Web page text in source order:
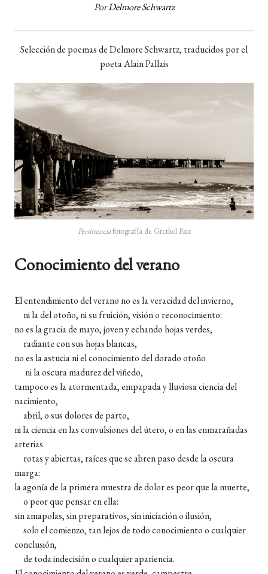
PorDelmore Schwartz
Selección de poemas de Delmore Schwartz, traducidos por el
poeta Alain Pallais
Persistenciafotografía de Grethel Paiz
Conocimiento del verano
El entendimiento del verano no es la veracidad del invierno,
ni la del otoño, ni su fruición, visión o reconocimiento:
no es la gracia de mayo, joven y echando hojas verdes,
radiante con sus hojas blancas,
no es la astucia ni el conocimiento del dorado otoño
ni la oscura madurez del viñedo,
tampoco es la atormentada, empapada y lluviosa ciencia del
nacimiento,
abril, o sus dolores de parto,
ni la ciencia en las convulsiones del útero, o en las enmarañadas
arterias
rotas y abiertas, raíces que se abren paso desde la oscura
marga:
la agonía de la primera muestra de dolor es peor que la muerte,
o peor que pensar en ella:
sin amapolas, sin preparativos, sin iniciación o ilusión,
solo el comienzo, tan lejos de todo conocimiento o cualquier
conclusión,
de toda indecisión o cualquier apariencia.